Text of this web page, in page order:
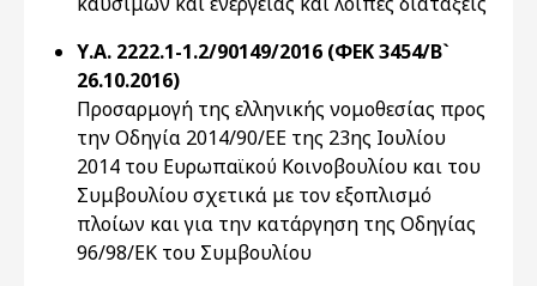
Υ.Α. 2222.1-1.2/90149/2016 (ΦΕΚ 3454/Β`
26.10.2016)
Προσαρμογή της ελληνικής νομοθεσίας προς
την Οδηγία 2014/90/ΕΕ της 23ης Ιουλίου
2014 του Ευρωπαϊκού Κοινοβουλίου και του
Συμβουλίου σχετικά με τον εξοπλισμό
πλοίων και για την κατάργηση της Οδηγίας
96/98/ΕΚ του Συμβουλίου